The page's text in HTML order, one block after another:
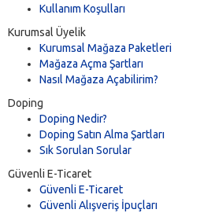
Kullanım Koşulları
Kurumsal Üyelik
Kurumsal Mağaza Paketleri
Mağaza Açma Şartları
Nasıl Mağaza Açabilirim?
Doping
Doping Nedir?
Doping Satın Alma Şartları
Sık Sorulan Sorular
Güvenli E-Ticaret
Güvenli E-Ticaret
Güvenli Alışveriş İpuçları